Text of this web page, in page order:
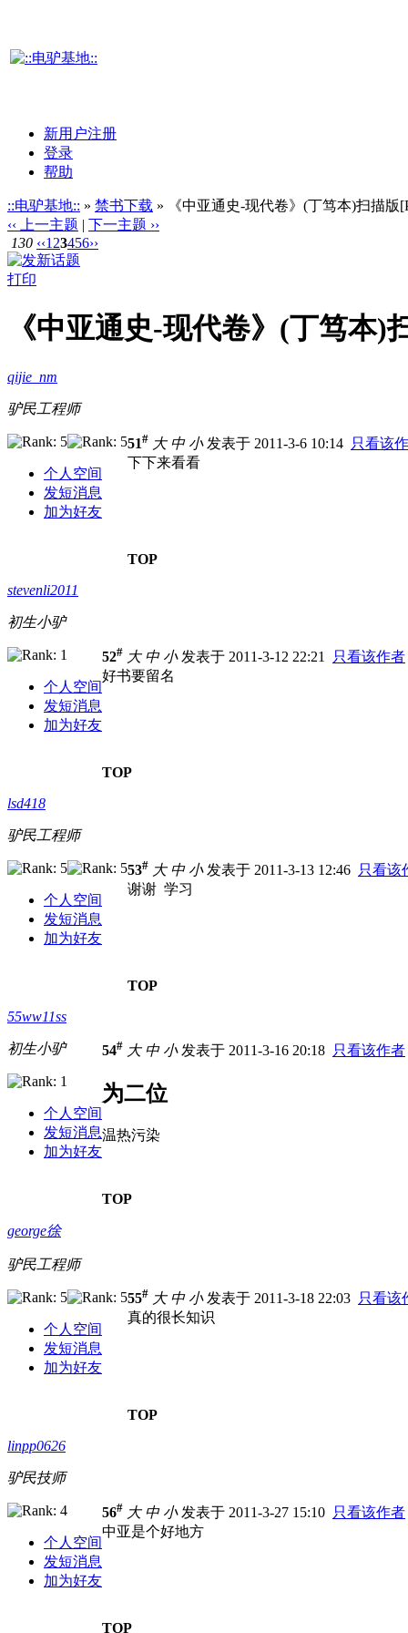
新用户注册
登录
帮助
::电驴基地:: » 禁书下载 » 《中亚通史-现代卷》(丁笃本)扫描版
‹‹ 上一主题 | 下一主题 ››
130 ‹‹1 23456››
打印
《中亚通史-现代卷》(丁笃本)
qijie_nm
驴民工程师
个人空间
发短消息
加为好友
51# 大 中 小发表于 2011-3-6 10:14 只看该
下下来看看
TOP
stevenli2011
初生小驴
个人空间
发短消息
加为好友
52# 大 中 小发表于 2011-3-12 22:21
只看该作者
好书要留名
TOP
lsd418
驴民工程师
个人空间
发短消息
加为好友
53# 大 中 小发表于 2011-3-13 12:46 只看该
谢谢 学习
TOP
55ww11ss
初生小驴
个人空间
发短消息
加为好友
54# 大 中 小发表于 2011-3-16 20:18 只看该作者
为二位
温热污染
TOP
george徐
驴民工程师
个人空间
发短消息
加为好友
55# 大 中 小发表于 2011-3-18 22:03 只看该
真的很长知识
TOP
linpp0626
驴民技师
个人空间
发短消息
加为好友
56# 大 中 小发表于 2011-3-27 15:10 只看该作者
中亚是个好地方
TOP